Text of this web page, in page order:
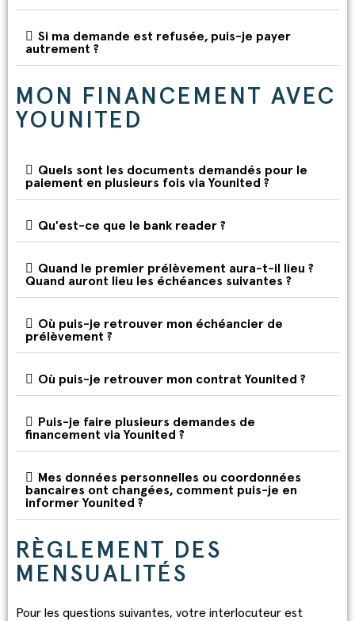
Si ma demande est refusée, puis-je payer
autrement ?
MON FINANCEMENT AVEC
YOUNITED
Quels sont les documents demandés pour le
paiement en plusieurs fois via Younited ?
Qu'est-ce que le bank reader ?
Quand le premier prélèvement aura-t-il lieu ?
Quand auront lieu les échéances suivantes ?
Où puis-je retrouver mon échéancier de
prélèvement ?
Où puis-je retrouver mon contrat Younited ?
Puis-je faire plusieurs demandes de
financement via Younited ?
Mes données personnelles ou coordonnées
bancaires ont changées, comment puis-je en
informer Younited ?
RÈGLEMENT DES
MENSUALITÉS
Pour les questions suivantes, votre interlocuteur est